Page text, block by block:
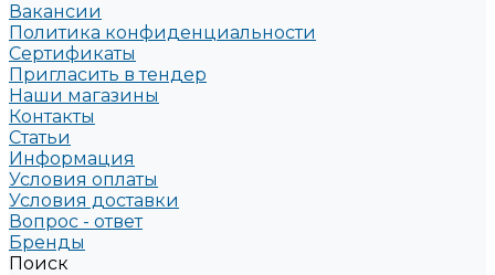
Вакансии
Политика конфиденциальности
Сертификаты
Пригласить в тендер
Наши магазины
Контакты
Статьи
Информация
Условия оплаты
Условия доставки
Вопрос - ответ
Бренды
Поиск